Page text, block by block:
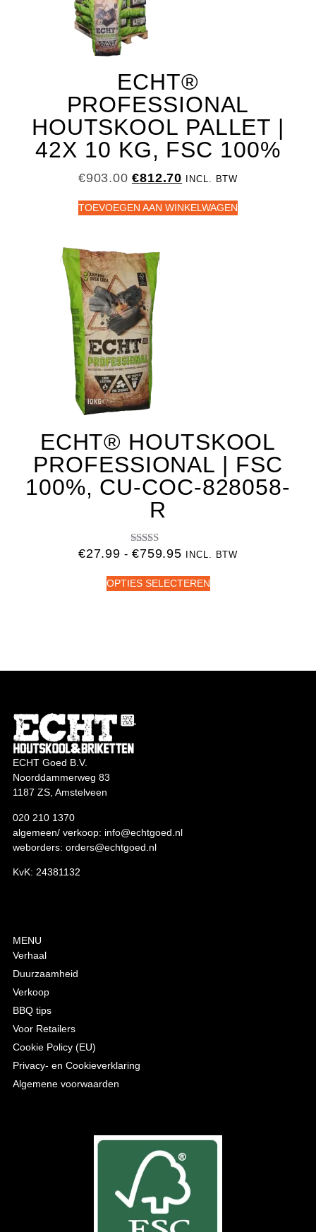
ECHT®
PROFESSIONAL
HOUTSKOOL PALLET |
42X 10 KG, FSC 100%
€903.00 €812.70 INCL. BTW
TOEVOEGEN AAN WINKELWAGEN
ECHT® HOUTSKOOL
PROFESSIONAL | FSC
100%, CU-COC-828058-
R
Gewaardeerd
€27.99 - €759.95 INCL. BTW
OPTIES SELECTEREN
ECHT Goed B.V.
Noorddammerweg 83
1187 ZS, Amstelveen
020 210 1370
algemeen/ verkoop: info@echtgoed.nl
weborders: orders@echtgoed.nl
KvK: 24381132
MENU
Verhaal
Duurzaamheid
Verkoop
BBQ tips
Voor Retailers
Cookie Policy (EU)
Privacy- en Cookieverklaring
Algemene voorwaarden